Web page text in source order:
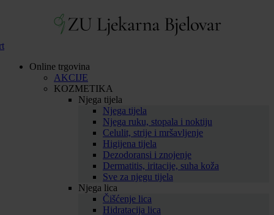
Online trgovina
AKCIJE
KOZMETIKA
Njega tijela
Njega tijela
Njega ruku, stopala i noktiju
Celulit, strije i mršavljenje
Higijena tijela
Dezodoransi i znojenje
Dermatitis, iritacije, suha koža
Sve za njegu tijela
Njega lica
Čišćenje lica
Hidratacija lica